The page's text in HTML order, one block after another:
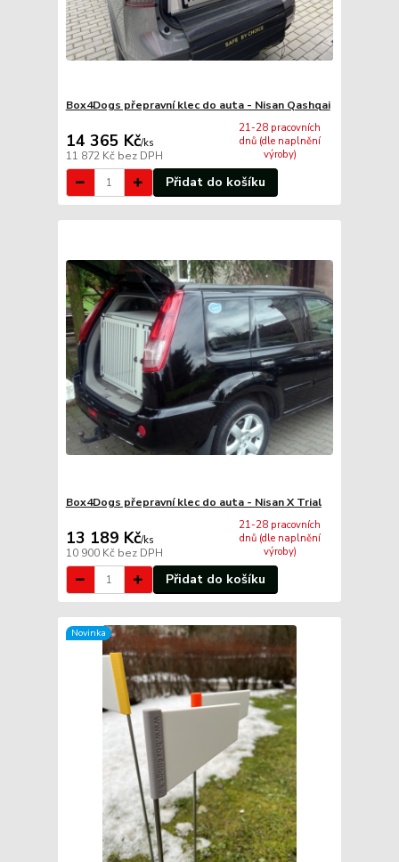
Box4Dogs přepravní klec do auta - Nisan Qashqai
14 365 Kč/ks
11 872 Kč bez DPH
21-28 pracovních
dnů (dle naplnění
výroby)
Přidat do košíku
Box4Dogs přepravní klec do auta - Nisan X Trial
13 189 Kč/ks
10 900 Kč bez DPH
21-28 pracovních
dnů (dle naplnění
výroby)
Přidat do košíku
Novinka